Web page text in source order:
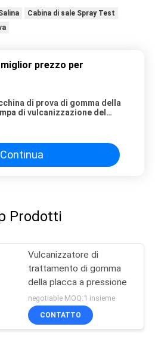
Cabina di sale Spray Test
prezzo per
di prova di gomma della
di vulcanizzazione del
Continua
Prodotti
Vulcanizzatore di
trattamento di gomma
della placca a pressione
negotiable MOQ:1 insieme
CONTATTO